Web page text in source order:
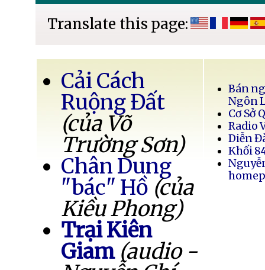
Translate this page:
Cải Cách
Ruộng Đất
(của Võ
Trường Sơn)
Chân Dung
"bác" Hồ (của
Kiều Phong)
Trại Kiên
Giam (audio -
Bán
Ngôn
Cơ Sở
Radio
Diễn
Khối